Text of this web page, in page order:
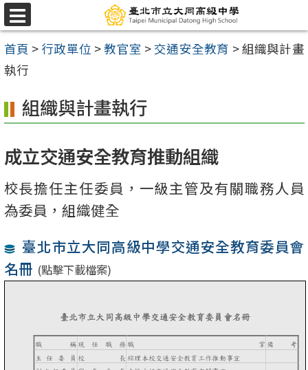
跳
至
主
要
容
選
單
首頁 > 行政單位 >教官室 > 交通安全教育 >組織與計畫
執行
組織與計畫執行
成立交通安全教育推動組織
校長擔任主任委員，一級主管及有關職務人員
為委員，組織健全
臺北市立大同高級中學交通安全教育委員會
名冊 (點擊下載檔案)